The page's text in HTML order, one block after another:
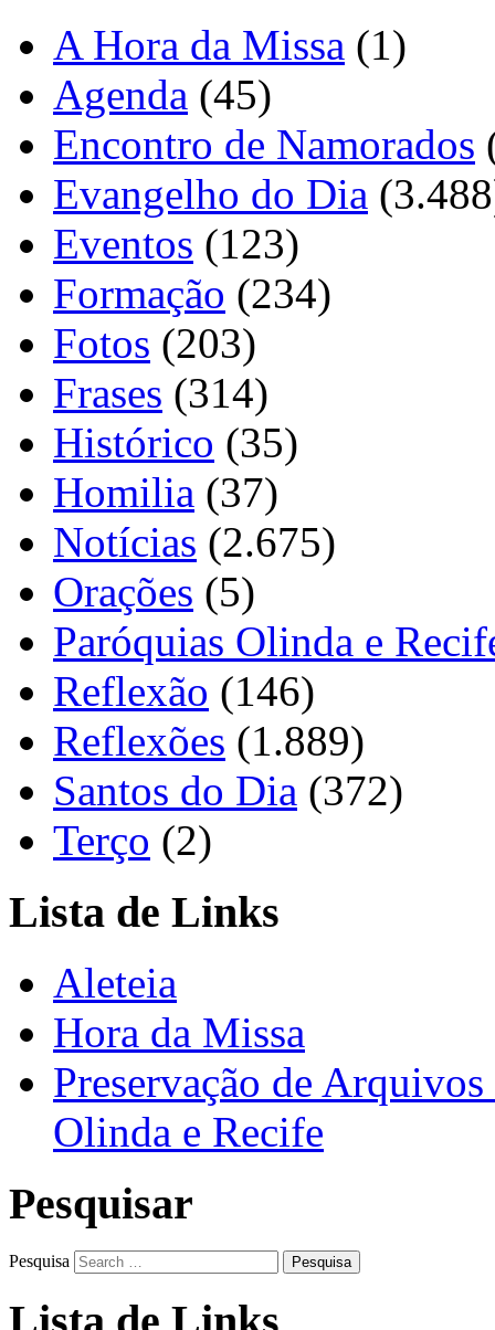
A Hora da Missa (1)
Agenda (45)
Encontro de Namorados
Evangelho do Dia
Eventos (123)
Formação (234)
Fotos (203)
Frases (314)
Histórico (35)
Homilia (37)
Notícias (2.675)
Orações (5)
Paróquias Olinda e
Reflexão (146)
Reflexões (1.889)
Santos do Dia (372)
Terço (2)
Lista de Links
Aleteia
Hora da Missa
Preservação de
Olinda e Recife
Pesquisar
Pesquisa